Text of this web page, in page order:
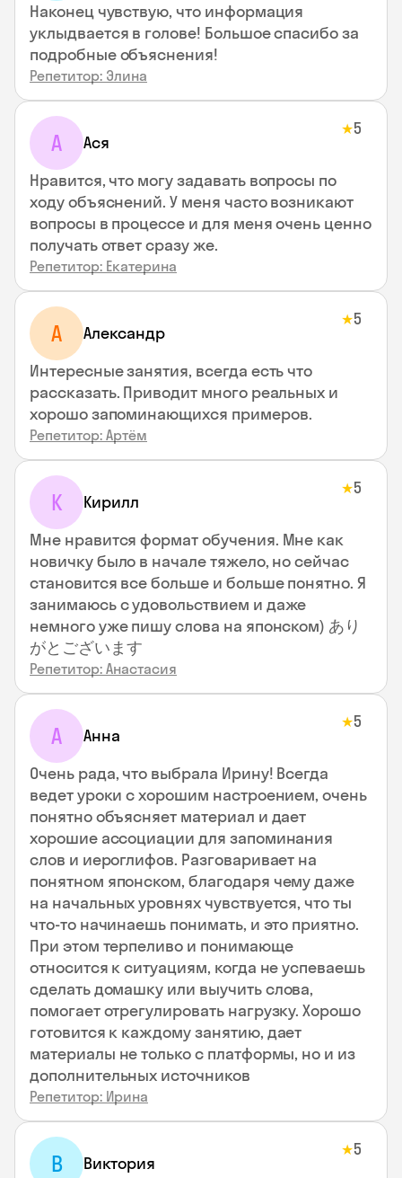
Наконец чувствую, что информация
уклыдвается в голове! Большое спасибо за
подробные объяснения!
Репетитор: Элина
А Ася
★5
Нравится, что могу задавать вопросы по
ходу объяснений. У меня часто возникают
вопросы в процессе и для меня очень ценно
получать ответ сразу же.
Репетитор: Екатерина
А Александр
★5
Интересные занятия, всегда есть что
рассказать. Приводит много реальных и
хорошо запоминающихся примеров.
Репетитор: Артём
К Кирилл
★5
Мне нравится формат обучения. Мне как
новичку было в начале тяжело, но сейчас
становится все больше и больше понятно. Я
занимаюсь с удовольствием и даже
немного уже пишу слова на японском) あり
がとございます
Репетитор: Анастасия
А Анна
★5
Очень рада, что выбрала Ирину! Всегда
ведет уроки с хорошим настроением, очень
понятно объясняет материал и дает
хорошие ассоциации для запоминания
слов и иероглифов. Разговаривает на
понятном японском, благодаря чему даже
на начальных уровнях чувствуется, что ты
что-то начинаешь понимать, и это приятно.
При этом терпеливо и понимающе
относится к ситуациям, когда не успеваешь
сделать домашку или выучить слова,
помогает отрегулировать нагрузку. Хорошо
готовится к каждому занятию, дает
материалы не только с платформы, но и из
дополнительных источников
Репетитор: Ирина
В Виктория
★5